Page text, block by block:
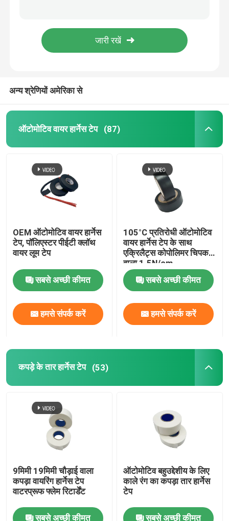
प्रस्तुत
कपड़े के तार हार्नेस टेप
ऑटोमोटिव चिपकने वाला टेप
ऑटोमोटिव वायर रैप टेप
इन्सुलेशन पीवीसी टेप
एल्युमिनियम फॉयल टेप
कोई अवशेष मास्किंग टेप नहीं
अन्य श्रेणियों अमेरिका से
ऑटोमोटिव वायर हार्नेस टेप (87)
OEM ऑटोमोटिव वायर हार्नेस
टेप, पॉलिएस्टर पीईटी क्लॉथ
वायर लूम टेप
सबसे अच्छी कीमत
हमसे संपर्क करें
105°C प्रतिरोधी ऑटोमोटिव
वायर हार्नेस टेप के साथ
एक्रिलैट्स कोपोलिमर चिपकने
वाला 1.5N/cm
सबसे अच्छी कीमत
हमसे संपर्क करें
कपड़े के तार हार्नेस टेप (53)
9मिमी 19मिमी चौड़ाई वाला
कपड़ा वायरिंग हार्नेस टेप
वाटरप्रूफ फ्लेम रिटार्डेंट
सबसे अच्छी कीमत
ऑटोमोटिव बहुउद्देशीय के लिए
काले रंग का कपड़ा तार हार्नेस
टेप
सबसे अच्छी कीमत